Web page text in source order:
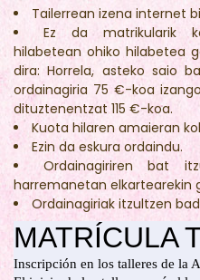
Tailerrean izena internet
Ez da matrikularik
hilabetean ohiko hilabetea
dira: Horrela, asteko saio
ordainagiria 75 €-koa
dituztenentzat 115 €-koa.
Kuota hilaren amaieran
Ezin da eskura ordaindu.
Ordainagiriren bat
harremanetan elkartearekin
Ordainagiriak itzultzen